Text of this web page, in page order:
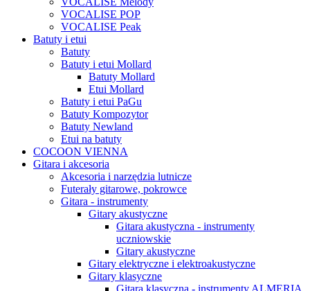
VOCALISE POP
VOCALISE Peak
Batuty i etui
Batuty
Batuty i etui Mollard
Batuty Mollard
Etui Mollard
Batuty i etui PaGu
Batuty Kompozytor
Batuty Newland
Etui na batuty
COCOON VIENNA
Gitara i akcesoria
Akcesoria i narzędzia lutnicze
Futerały gitarowe, pokrowce
Gitara - instrumenty
Gitary akustyczne
Gitara akustyczna - instrumenty
uczniowskie
Gitary akustyczne
Gitary elektryczne i elektroakustyczne
Gitary klasyczne
Gitara klasyczna - instrumenty ALMERIA